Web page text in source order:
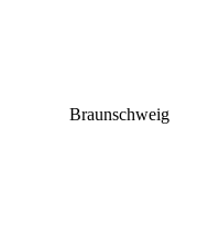
Braunschweig